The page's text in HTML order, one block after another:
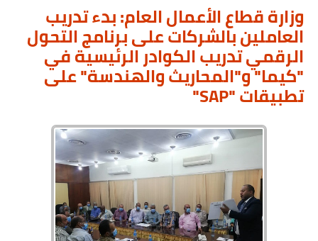
وزارة قطاع الأعمال العام: بدء تدريب
العاملين بالشركات على برنامج التحول
الرقمي تدريب الكوادر الرئيسية في
"كيما" و"المحاريث والهندسة" على
تطبيقات "SAP"